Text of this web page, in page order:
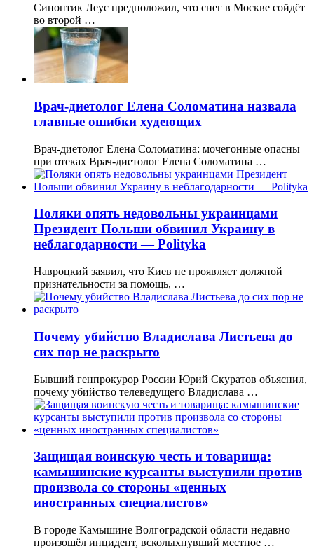
Синоптик Леус предположил, что снег в Москве сойдёт
во второй …
Врач-диетолог Елена Соломатина назвала
главные ошибки худеющих
Врач-диетолог Елена Соломатина: мочегонные опасны
при отеках Врач-диетолог Елена Соломатина …
Поляки опять недовольны украинцами
Президент Польши обвинил Украину в
неблагодарности — Polityka
Навроцкий заявил, что Киев не проявляет должной
признательности за помощь, …
Почему убийство Владислава Листьева до
сих пор не раскрыто
Бывший генпрокурор России Юрий Скуратов объяснил,
почему убийство телеведущего Владислава …
Защищая воинскую честь и товарища:
камышинские курсанты выступили против
произвола со стороны «ценных
иностранных специалистов»
В городе Камышине Волгоградской области недавно
произошёл инцидент, всколыхнувший местное …